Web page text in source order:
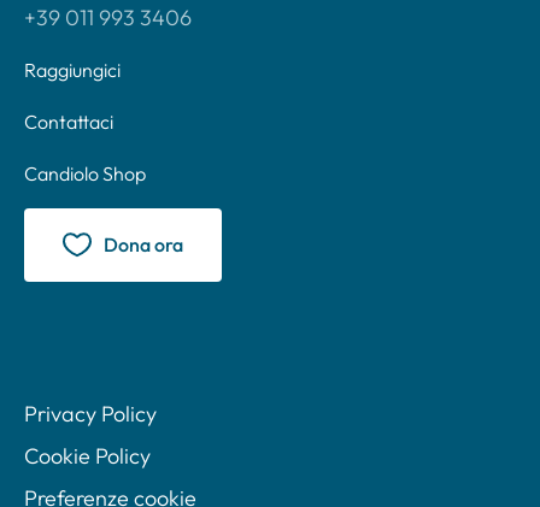
+39 011 993 3406
Raggiungici
Contattaci
Candiolo Shop
Dona ora
Privacy Policy
Cookie Policy
Preferenze cookie